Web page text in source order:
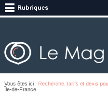
Vous êtes ici : Recherche, tarifs et devis
Île-de-France